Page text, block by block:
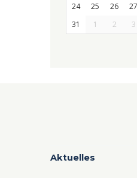
24
25 26 27
31
1 2 3
Aktuelles